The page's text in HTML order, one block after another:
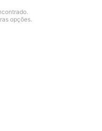
opções.